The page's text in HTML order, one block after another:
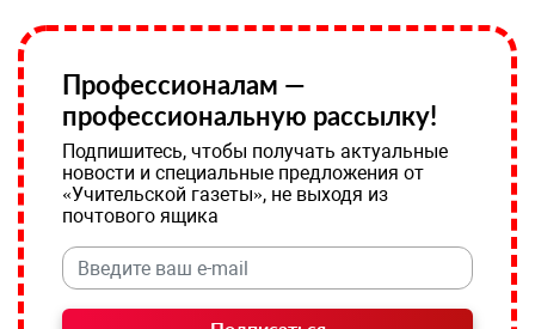
Профессионалам —
профессиональную рассылку!
Подпишитесь, чтобы получать актуальные
новости и специальные предложения от
«Учительской газеты», не выходя из
почтового ящика